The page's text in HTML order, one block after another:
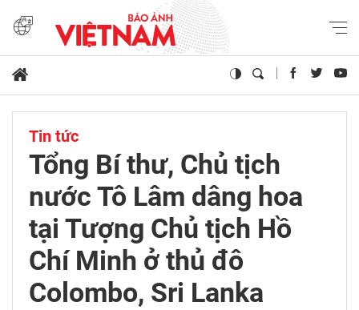
Tin tức
Tổng Bí thư, Chủ tịch
nước Tô Lâm dâng hoa
tại Tượng Chủ tịch Hồ
Chí Minh ở thủ đô
Colombo, Sri Lanka